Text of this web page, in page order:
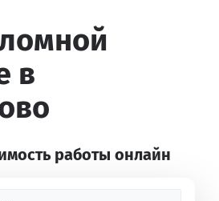
в
работы онлайн